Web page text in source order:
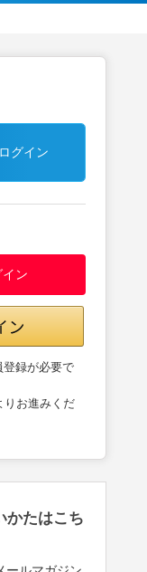
グイン
ン
録が必要で
りお進みくだ
かたはこち